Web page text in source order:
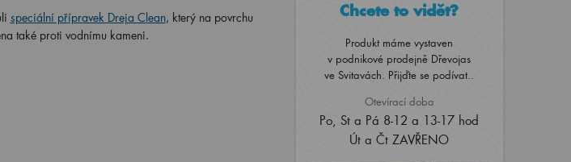
speciální přípravek Dreja Clean, který na povrchu
také proti vodnímu kameni.
Chcete to vidět?
Produkt máme vystaven
v podnikové prodejně Dřevojas
ve Svitavách. Přijďte se podívat..
Otevírací doba
Po, St a Pá 8-12 a 13-17 hod
Út a Čt ZAVŘENO